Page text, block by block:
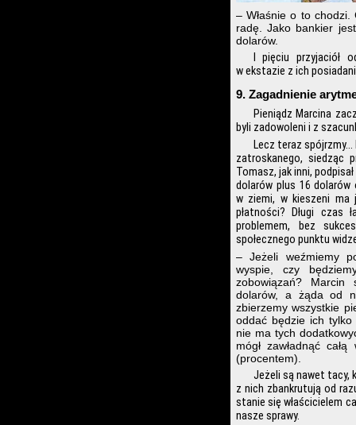
– Właśnie o to
radę. Jako bankier
dolarów.
I pięciu przyjaciół
w ekstazie z ich
9. Zagadnienie
Pieniądz Marcina
byli zadowoleni i z
Lecz teraz
zatroskanego, siedząc
Tomasz, jak inni,
dolarów plus 16
w ziemi, w kieszeni
płatności? Długi czas
problemem, bez
społecznego punktu
– Jeżeli weźmiemy
wyspie, czy
zobowiązań? Marcin
dolarów, a żąda od
zbierzemy wszystkie
oddać będzie ich
nie ma tych
mógł zawładnąć
(procentem).
Jeżeli są nawet tacy,
z nich zbankrutują od
stanie się właścicielem
nasze sprawy.